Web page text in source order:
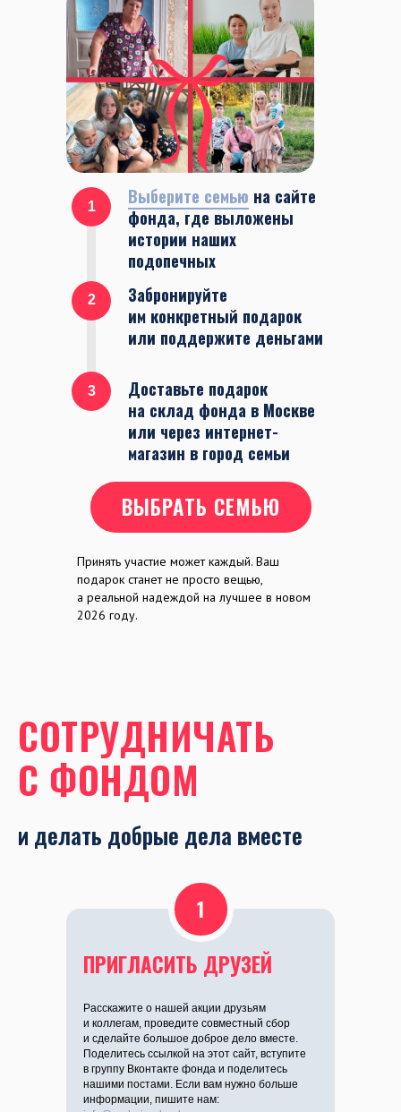
1 Выберите семью на сайте
фонда, где выложены
истории наших
подопечных
2
Забронируйте
им конкретный подарок
или поддержите деньгами
3
Доставьте подарок
на склад фонда в Москве
или через интернет-
магазин в город семьи
Принять участие может каждый. Ваш
подарок станет не просто вещью,
а реальной надеждой на лучшее в новом
2026 году.
ВЫБРАТЬ СЕМЬЮ
СОТРУДНИЧАТЬ
С ФОНДОМ
и делать добрые дела вместе
ПРИГЛАСИТЬ ДРУЗЕЙ
Расскажите о нашей акции друзьям
и коллегам, проведите совместный сбор
и сделайте большое доброе дело вместе.
Поделитесь ссылкой на этот сайт, вступите
в группу Вконтакте фонда и поделитесь
нашими постами. Если вам нужно больше
информации, пишите нам:
1